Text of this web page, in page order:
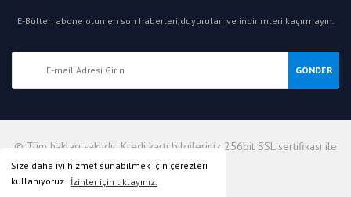
Size daha iyi hizmet sunabilmek için çerezleri
kullanıyoruz. İzinler için tıklayınız.
E-Bülten abone olun en son haberleri,duyuruları ve indirimleri kaçırmayın.
GÖNDER
© Tüm hakları saklıdır. Kredi kartı bilgileriniz 256bit SSL sertifikası ile
korunmaktadır.